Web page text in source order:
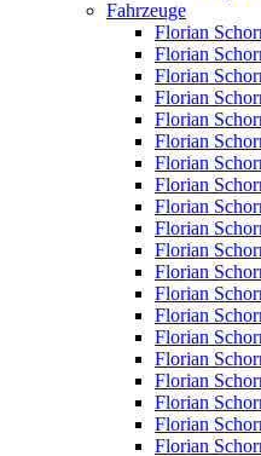
Fahrzeuge
Florian
Florian
Florian
Florian
Florian
Florian
Florian
Florian
Florian
Florian
Florian
Florian
Florian
Florian
Florian
Florian
Florian
Florian
Florian
Florian